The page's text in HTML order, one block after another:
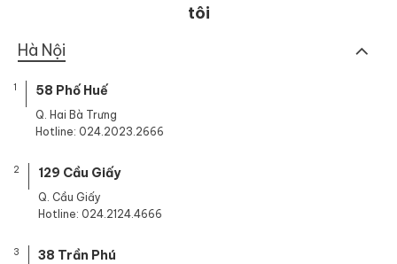
tôi
Hà Nội
1 58 Phố Huế
Q. Hai Bà Trưng
Hotline: 024.2023.2666
2 129 Cầu Giấy
Q. Cầu Giấy
Hotline: 024.2124.4666
3 38 Trần Phú